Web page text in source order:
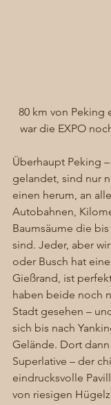
80 km von Peking
war die EXPO
Überhaupt Peking
gelandet, sind nur
einen herum, an
Autobahnen,
Baumsäume die
sind. Jeder, aber
oder Busch hat
Gießrand, ist
haben beide noch
Stadt gesehen –
sich bis nach
Gelände. Dort
Superlative – der
eindrucksvolle
von riesigen